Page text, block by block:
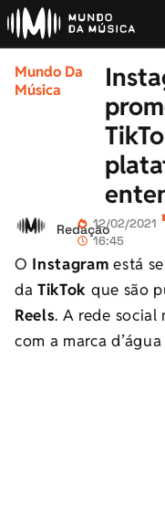
Mundo Da
Música
Redação12/02/2021
16:45
O Instagram está
daTikTok que são
Reels. A rede social
com a marca